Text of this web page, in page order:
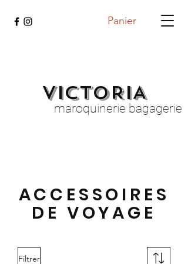
Panier
VICTORIA
maroquinerie bagagerie
ACCESSOIRES
DE VOYAGE
Filtrer